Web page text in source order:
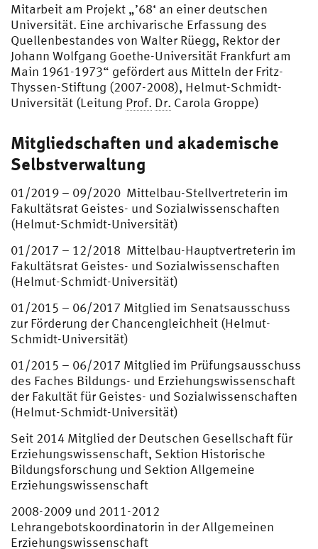
Mitarbeit am Projekt „’68‘ an einer deutschen
Universität. Eine archivarische Erfassung des
Quellenbestandes von Walter Rüegg, Rektor der
Johann Wolfgang Goethe-Universität Frankfurt am
Main 1961-1973“ gefördert aus Mitteln der Fritz-
Thyssen-Stiftung (2007-2008), Helmut-Schmidt-
Universität (Leitung Prof. Dr. Carola Groppe)
Mitgliedschaften und akademische
Selbstverwaltung
01/2019 – 09/2020 Mittelbau-Stellvertreterin im
Fakultätsrat Geistes- und Sozialwissenschaften
(Helmut-Schmidt-Universität)
01/2017 – 12/2018 Mittelbau-Hauptvertreterin im
Fakultätsrat Geistes- und Sozialwissenschaften
(Helmut-Schmidt-Universität)
01/2015 – 06/2017 Mitglied im Senatsausschuss
zur Förderung der Chancengleichheit (Helmut-
Schmidt-Universität)
01/2015 – 06/2017 Mitglied im Prüfungsausschuss
des Faches Bildungs- und Erziehungswissenschaft
der Fakultät für Geistes- und Sozialwissenschaften
(Helmut-Schmidt-Universität)
Seit 2014 Mitglied der Deutschen Gesellschaft für
Erziehungswissenschaft, Sektion Historische
Bildungsforschung und Sektion Allgemeine
Erziehungswissenschaft
2008-2009 und 2011-2012
Lehrangebotskoordinatorin in der Allgemeinen
Erziehungswissenschaft